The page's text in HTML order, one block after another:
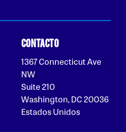
CONTACTO
1367 Connecticut Ave
NW
Suite 210
Washington, DC 20036
Estados Unidos